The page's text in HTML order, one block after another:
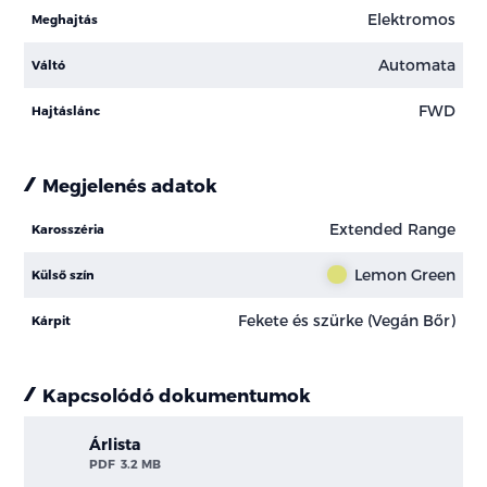
Meghajtás Elektromos
Váltó Automata
Hajtáslánc FWD
Megjelenés adatok
Karosszéria Extended Range
Külső szín Lemon Green
Kárpit Fekete és szürke (Vegán Bőr)
Kapcsolódó dokumentumok
Árlista
PDF 3.2 MB